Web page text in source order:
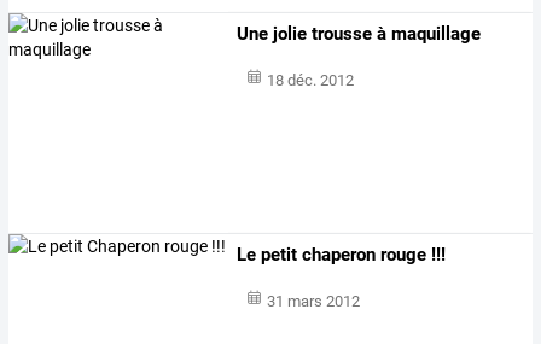
Une jolie trousse à maquillage
18 déc. 2012
Le petit chaperon rouge !!!
31 mars 2012